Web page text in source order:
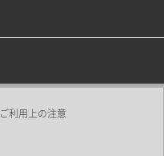
ご利用上の注意